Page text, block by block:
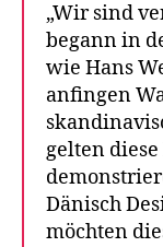
„Wir sind
begann in
wie Hans
anfingen
gelten
Dänisch
möchten